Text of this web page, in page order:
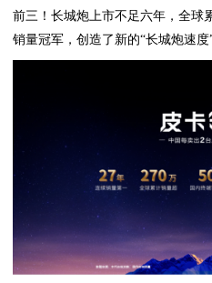
前三！长城炮上市不足六年，全球
销量冠军，创造了新的“长城炮速度”